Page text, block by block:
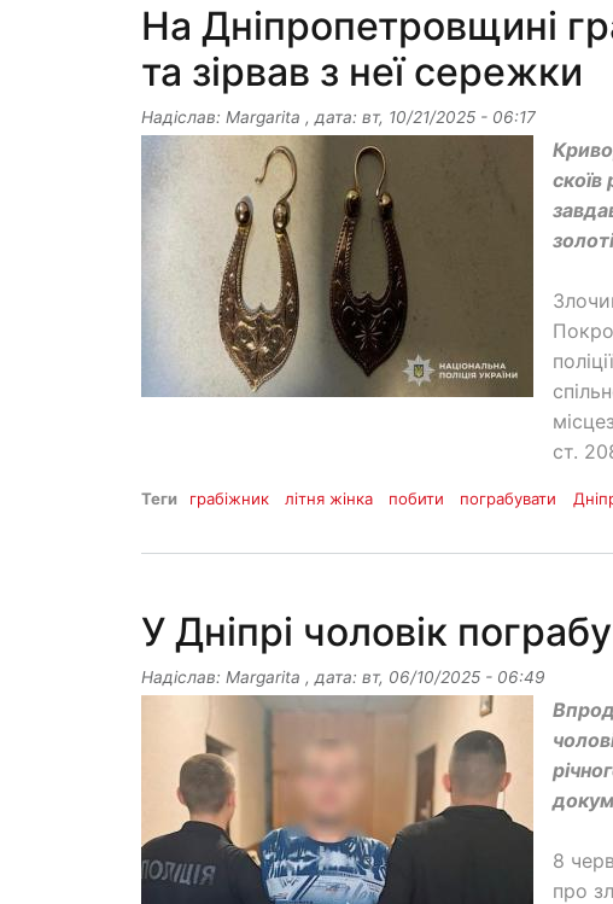
На Дніпропетровщині
та зірвав з неї сережки
Надіслав: Margarita , дата: вт, 10/21/2025 - 06:17
скоїв
ст.
Теги грабіжник літня жінка побити пограбувати
У Дніпрі чоловік
Надіслав: Margarita , дата: вт, 06/10/2025 - 06:49
8
про